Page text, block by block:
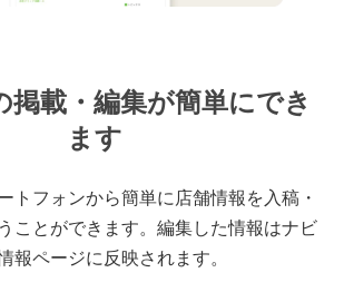
掲載・編集が簡単にでき
ます
トフォンから簡単に店舗情報を入稿・
ことができます。編集した情報はナビ
報ページに反映されます。